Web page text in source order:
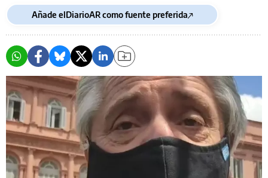
Añade elDiarioAR como fuente preferida